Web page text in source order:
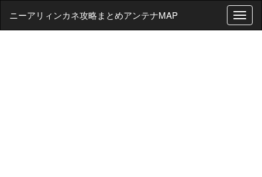
T
o
ニーアリィンカネ攻略まとめアンテナMAP